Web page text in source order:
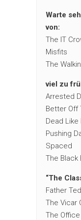
Warte
von:
The IT
Misfits
The
viel zu
Arrested
Better Off
Dead Like
Pushing
Spaced
The Black
“The
Father Ted
The Vicar
The Office